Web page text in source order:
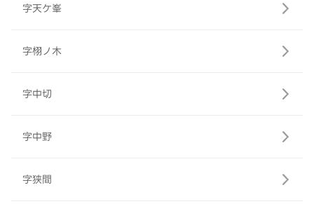
字天ケ峯
字栩ノ木
字中切
字中野
字狭間